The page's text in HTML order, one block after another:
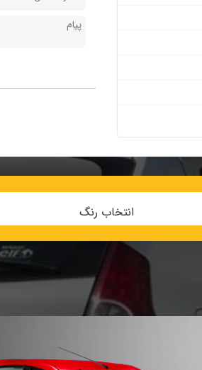
انتخاب رنگ